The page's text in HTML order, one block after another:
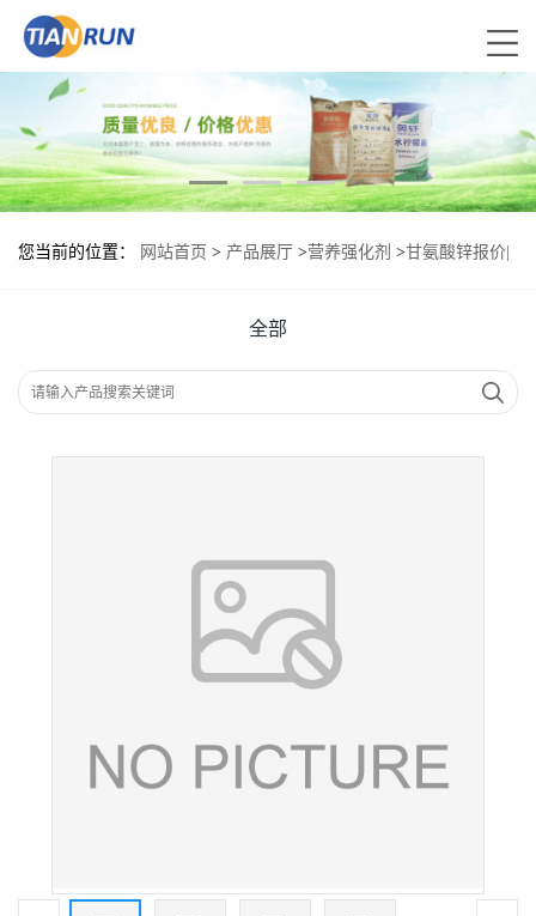
您当前的位置： 网站首页 > 产品展厅 >营养强化剂 >甘氨酸锌报价|
全部